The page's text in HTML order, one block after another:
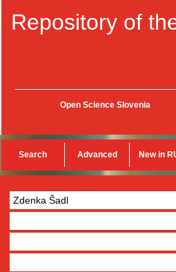
Repository of
Open Science Slovenia
Search Advanced New in